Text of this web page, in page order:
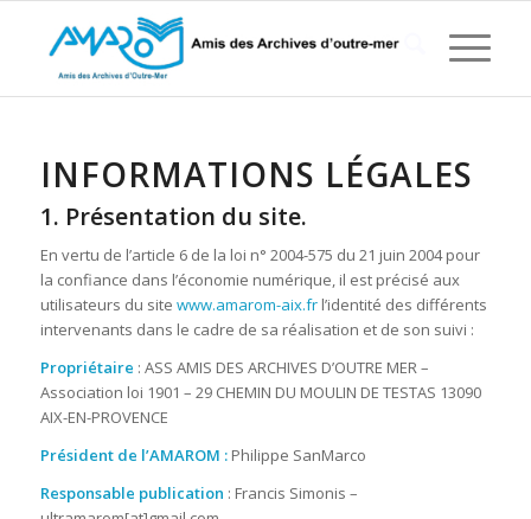
INFORMATIONS LÉGALES
1. Présentation du site.
En vertu de l’article 6 de la loi n° 2004-575 du 21 juin 2004 pour
la confiance dans l’économie numérique, il est précisé aux
utilisateurs du site www.amarom-aix.frl’identité des différents
intervenants dans le cadre de sa réalisation et de son suivi :
Propriétaire : ASS AMIS DES ARCHIVES D’OUTRE MER –
Association loi 1901 – 29 CHEMIN DU MOULIN DE TESTAS 13090
AIX-EN-PROVENCE
Président de l’AMAROM : Philippe SanMarco
Responsable publication : Francis Simonis –